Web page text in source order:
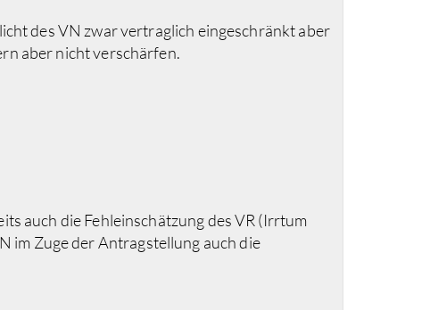
des VN zwar vertraglich eingeschränkt aber
aber nicht verschärfen.
auch die Fehleinschätzung des VR (Irrtum
im Zuge der Antragstellung auch die